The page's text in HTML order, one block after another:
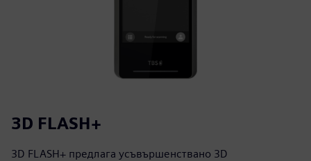
3D FLASH+
3D FLASH+ предлага усъвършенствано 3D